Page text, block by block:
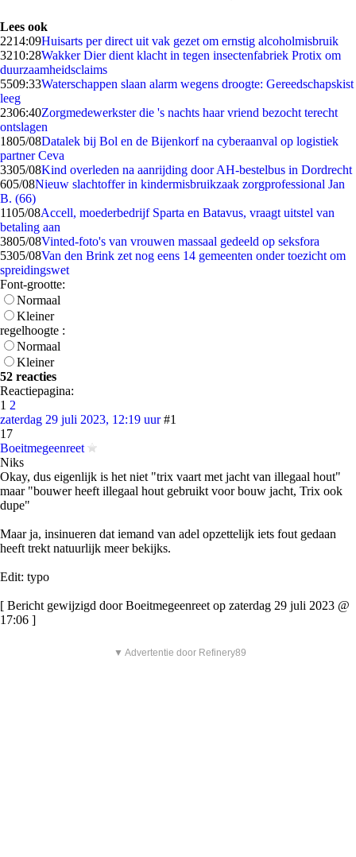
Lees ook
2214:09Huisarts per direct uit vak gezet om ernstig alcoholmisbruik
3210:28Wakker Dier dient klacht in tegen insectenfabriek Protix om
duurzaamheidsclaims
5509:33Waterschappen slaan alarm wegens droogte: Gereedschapskist
leeg
2306:40Zorgmedewerkster die 's nachts haar vriend bezocht terecht
ontslagen
1805/08Datalek bij Bol en de Bijenkorf na cyberaanval op logistiek
partner Ceva
3305/08Kind overleden na aanrijding door AH-bestelbus in Dordrecht
605/08Nieuw slachtoffer in kindermisbruikzaak zorgprofessional Jan
B. (66)
1105/08Accell, moederbedrijf Sparta en Batavus, vraagt uitstel van
betaling aan
3805/08Vinted-foto's van vrouwen massaal gedeeld op seksfora
5305/08Van den Brink zet nog eens 14 gemeenten onder toezicht om
spreidingswet
Font-grootte:
Normaal
Kleiner
regelhoogte :
Normaal
Kleiner
52 reacties
Reactiepagina:
1 2
zaterdag 29 juli 2023, 12:19 uur #1
17
Boeitmegeenreet
Niks
Okay, dus eigenlijk is het niet "trix vaart met jacht van illegaal hout"
maar "bouwer heeft illegaal hout gebruikt voor bouw jacht, Trix ook
dupe"
Maar ja, insinueren dat iemand van adel opzettelijk iets fout gedaan
heeft trekt natuurlijk meer bekijks.
Edit: typo
[ Bericht gewijzigd door Boeitmegeenreet op zaterdag 29 juli 2023 @
17:06 ]
▼ Advertentie door Refinery89